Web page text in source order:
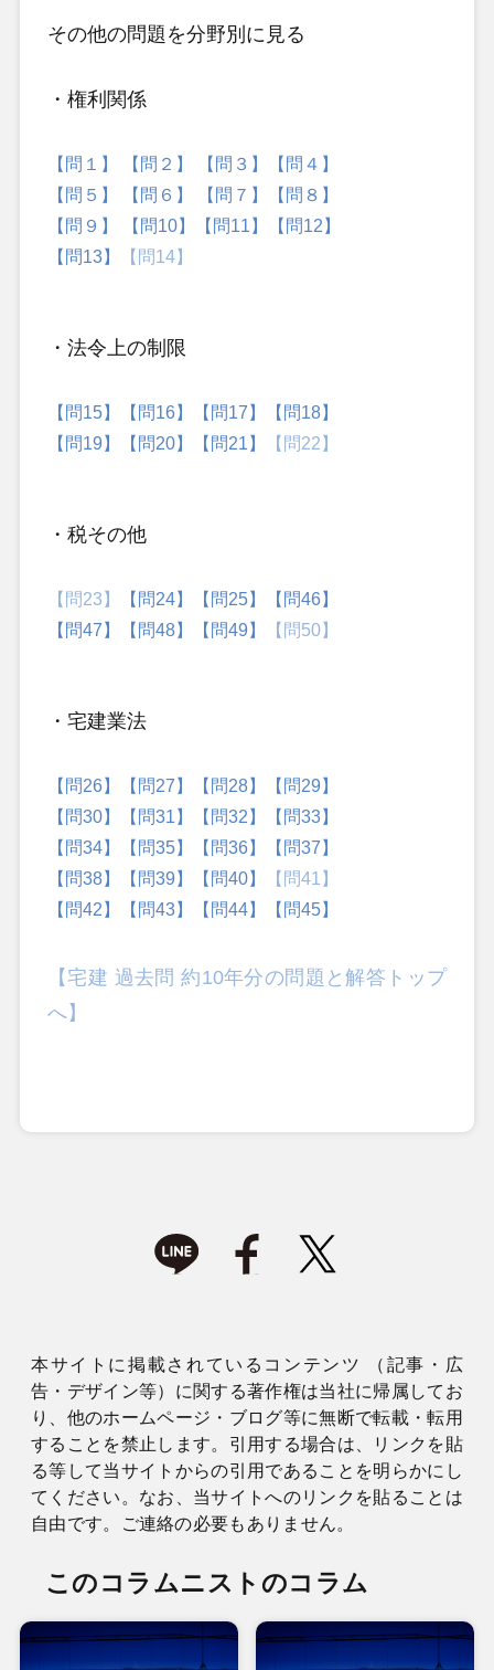
その他の問題 を分野別に見る
・権利関係
【問１】 【問２】 【問３】
【問４】
【問５】
【問６】 【問７】
【問８】
【問９】
【問10】 【問11】
【問12】
【問13】
【問14】
・法令上の制限
【問15】 【問16】 【問17】
【問18】
【問19】
【問20】 【問21】 【問22】
・税その他
【問23】 【問24】 【問25】
【問46】
【問47】
【問48】 【問49】 【問50】
・宅建業法
【問26】 【問27】 【問28】
【問29】
【問30】
【問31】 【問32】
【問33】
【問34】
【問35】 【問36】
【問37】
【問38】
【問39】 【問40】
【問41】
【問42】
【問43】 【問44】 【問45】
【宅建 過去問 約10年分の問題と解答トップ
へ】
本サイトに掲載されているコンテンツ （記事・広
告・デザイン等）に関する著作権は当社に帰属してお
り、他のホームページ・ブログ等に無断で転載・転用
することを禁止します。引用する場合は、リンクを貼
る等して当サイトからの引用であることを明らかにし
てください。なお、当サイトへのリンクを貼ることは
自由です。ご連絡の必要もありません。
このコラムニストのコラム